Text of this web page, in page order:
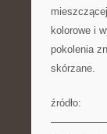
kolorowe i
pokolenia
skórzane.
źródło: